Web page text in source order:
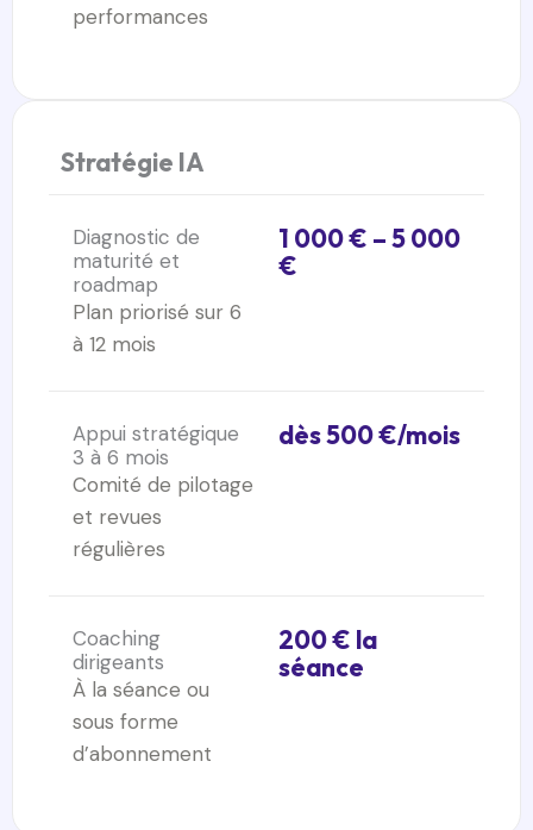
performances
Stratégie IA
Diagnostic de
maturité et
roadmap
Plan priorisé sur 6
à 12 mois
1 000 € – 5 000
€
Appui stratégique
3 à 6 mois
Comité de pilotage
et revues
régulières
dès 500 €/mois
Coaching
dirigeants
À la séance ou
sous forme
d’abonnement
200 € la
séance